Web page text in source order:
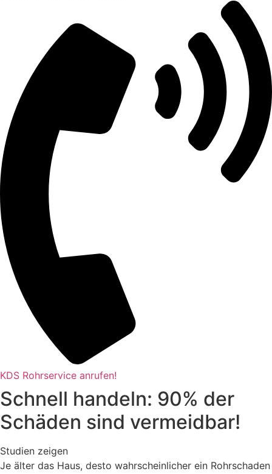
KDS Rohrservice anrufen!
Schnell handeln: 90% der
Schäden sind vermeidbar!
Studien zeigen
Je älter das Haus, desto wahrscheinlicher ein Rohrschaden